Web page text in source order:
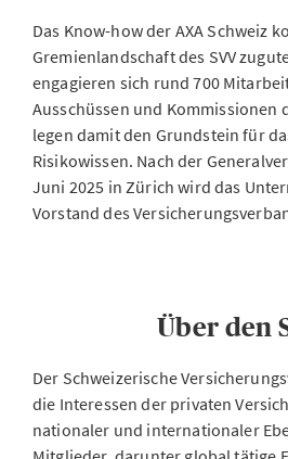
Das Know-how der AXA Schweiz
Gremienlandschaft des SVV
engagieren sich rund 700
Ausschüssen und Kommissionen
legen damit den Grundstein für
Risikowissen. Nach der
Juni 2025 in Zürich wird das
Vorstand des
Über den
Der Schweizerische
die Interessen der privaten
nationaler und internationaler